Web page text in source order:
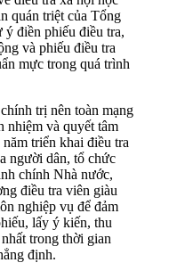
quán triệt của Tổng
ý điền phiếu điều tra,
và phiếu điều tra
mực trong quá trình
trị nên toàn mạng
nhiệm và quyết tâm
triển khai điều tra
người dân, tổ chức
chính Nhà nước,
điều tra viên giàu
nghiệp vụ để đảm
lấy ý kiến, thu
trong thời gian
định.